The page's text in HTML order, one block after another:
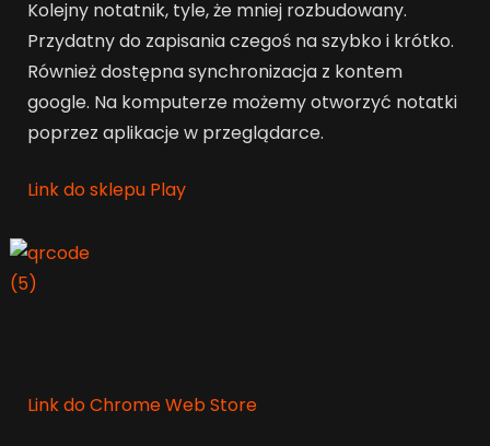
Kolejny notatnik, tyle, że mniej rozbudowany.
Przydatny do zapisania czegoś na szybko i krótko.
Również dostępna synchronizacja z kontem
google. Na komputerze możemy otworzyć notatki
poprzez aplikacje w przeglądarce.
Link do sklepu Play
Link do Chrome Web Store